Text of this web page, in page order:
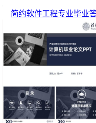
简约软件工程专业毕业